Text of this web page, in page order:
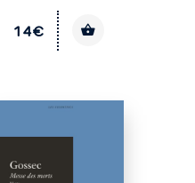
14€